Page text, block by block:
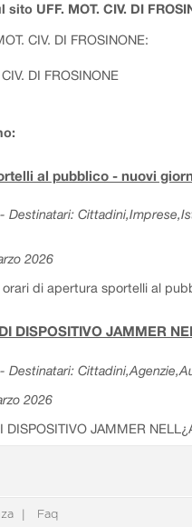
sito UFF. MOT. CIV. DI
CIV. DI FROSINONE:
DI FROSINONE
al pubblico - nuovi
Destinatari:
2026
orari di apertura sportelli al
DISPOSITIVO JAMMER
Destinatari:
2026
DISPOSITIVO JAMMER
Faq